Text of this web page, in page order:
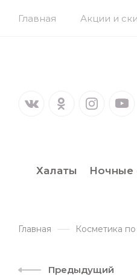
Главная Акции и
Халаты Ночные
Главная Косметика
Предыдущий